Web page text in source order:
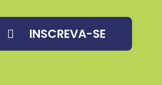
INSCREVA-SE